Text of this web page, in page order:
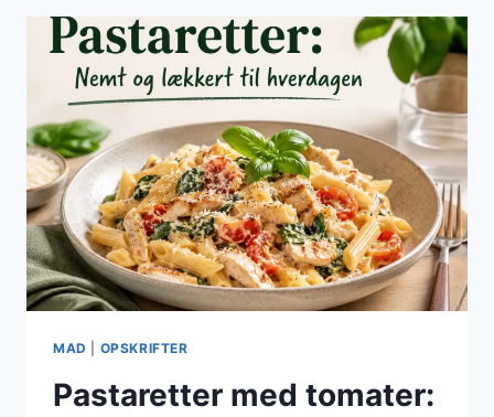
COMFORT
FOOD
MAD OPSKRIFTER
Pastaretter med tomater: